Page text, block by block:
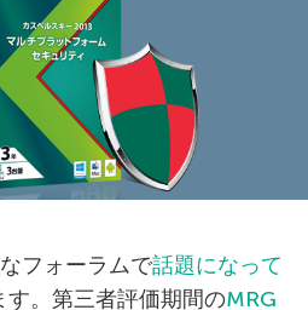
フォーラムで話題になって
す。第三者評価期間のMRG